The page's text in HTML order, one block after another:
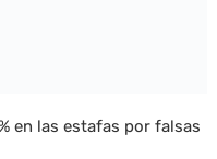
en las estafas por falsas